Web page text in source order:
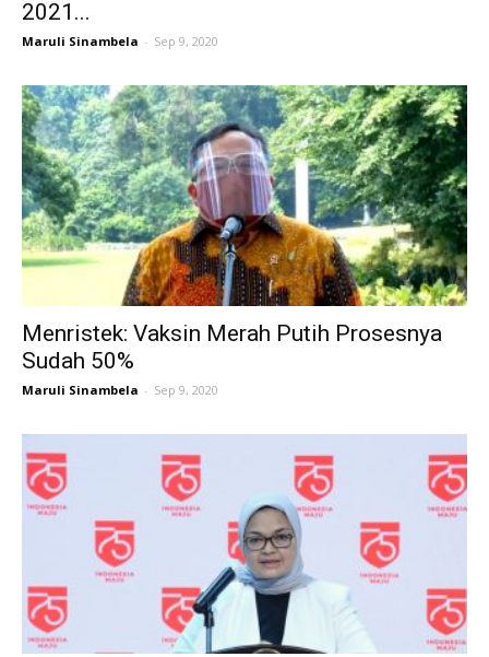
2021...
Maruli Sinambela - Sep 9, 2020
Menristek: Vaksin Merah Putih Prosesnya
Sudah 50%
Maruli Sinambela - Sep 9, 2020